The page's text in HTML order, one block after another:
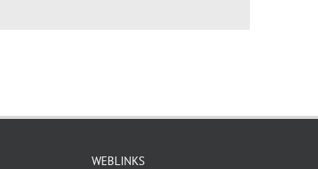
WEBLINKS